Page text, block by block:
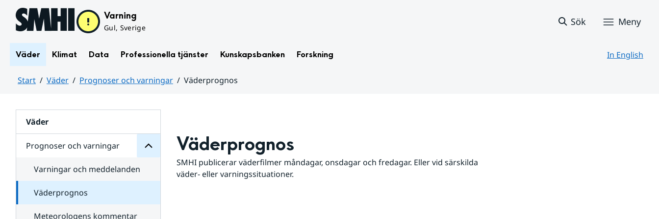
Hoppa till sidans innehåll Varning
Gul, Sverige
Sök Meny
Väder Klimat Data Professionella tjänster Kunskapsbanken Forskning In English
Start Väder Prognoser och varningar
Väderprognos
Väder
Prognoser och varningar
för
varningar
Varningar och meddelanden
Väderprognos
Meteorologens kommentar
Väderprognos
SMHI publicerar väderfilmer måndagar, onsdagar och fredagar. Eller vid särskilda
väder- eller varningssituationer.